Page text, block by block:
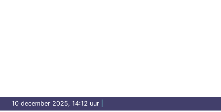
10 december 2025, 14:12 uur